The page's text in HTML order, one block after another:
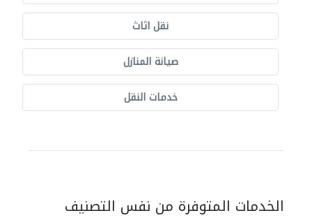
نقل اثاث
صيانة المنازل
خدمات النقل
الخدمات المتوفرة من نفس التصنيف